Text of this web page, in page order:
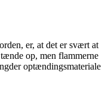
er, at det er svært at
op, men flammerne
optændingsmateriale